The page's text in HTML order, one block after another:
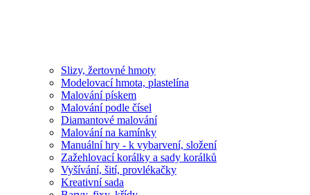
Slizy, žertovné hmoty
Modelovací hmota, plastelína
Malování pískem
Malování podle čísel
Diamantové malování
Malování na kamínky
Manuální hry - k vybarvení, složení
Zažehlovací korálky a sady korálků
Vyšívání, šití, provlékačky
Kreativní sada